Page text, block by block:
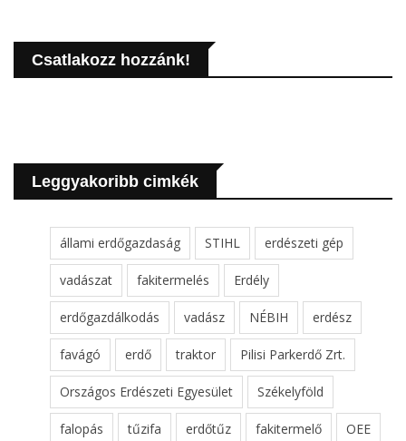
Csatlakozz hozzánk!
Leggyakoribb cimkék
állami erdőgazdaság STIHL erdészeti gép
vadászat fakitermelés Erdély
erdőgazdálkodás vadász NÉBIH erdész
favágó erdő traktor Pilisi Parkerdő Zrt.
Országos Erdészeti Egyesület Székelyföld
falopás tűzifa erdőtűz fakitermelő OEE